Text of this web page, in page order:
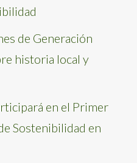
de Generación
historia local y
en el Primer
Sostenibilidad en